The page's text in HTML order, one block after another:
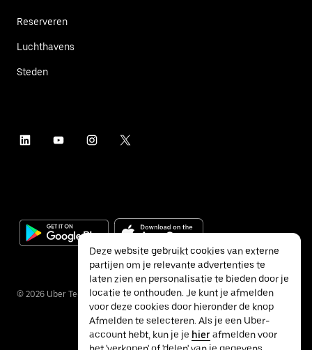
Reserveren
Luchthavens
Steden
© 2026 Uber Technologies Inc.
Deze website gebruikt cookies van externe
partijen om je relevante advertenties te
laten zien en personalisatie te bieden door je
locatie te onthouden. Je kunt je afmelden
voor deze cookies door hieronder de knop
Afmelden te selecteren. Als je een Uber-
account hebt, kun je je hierafmelden voor